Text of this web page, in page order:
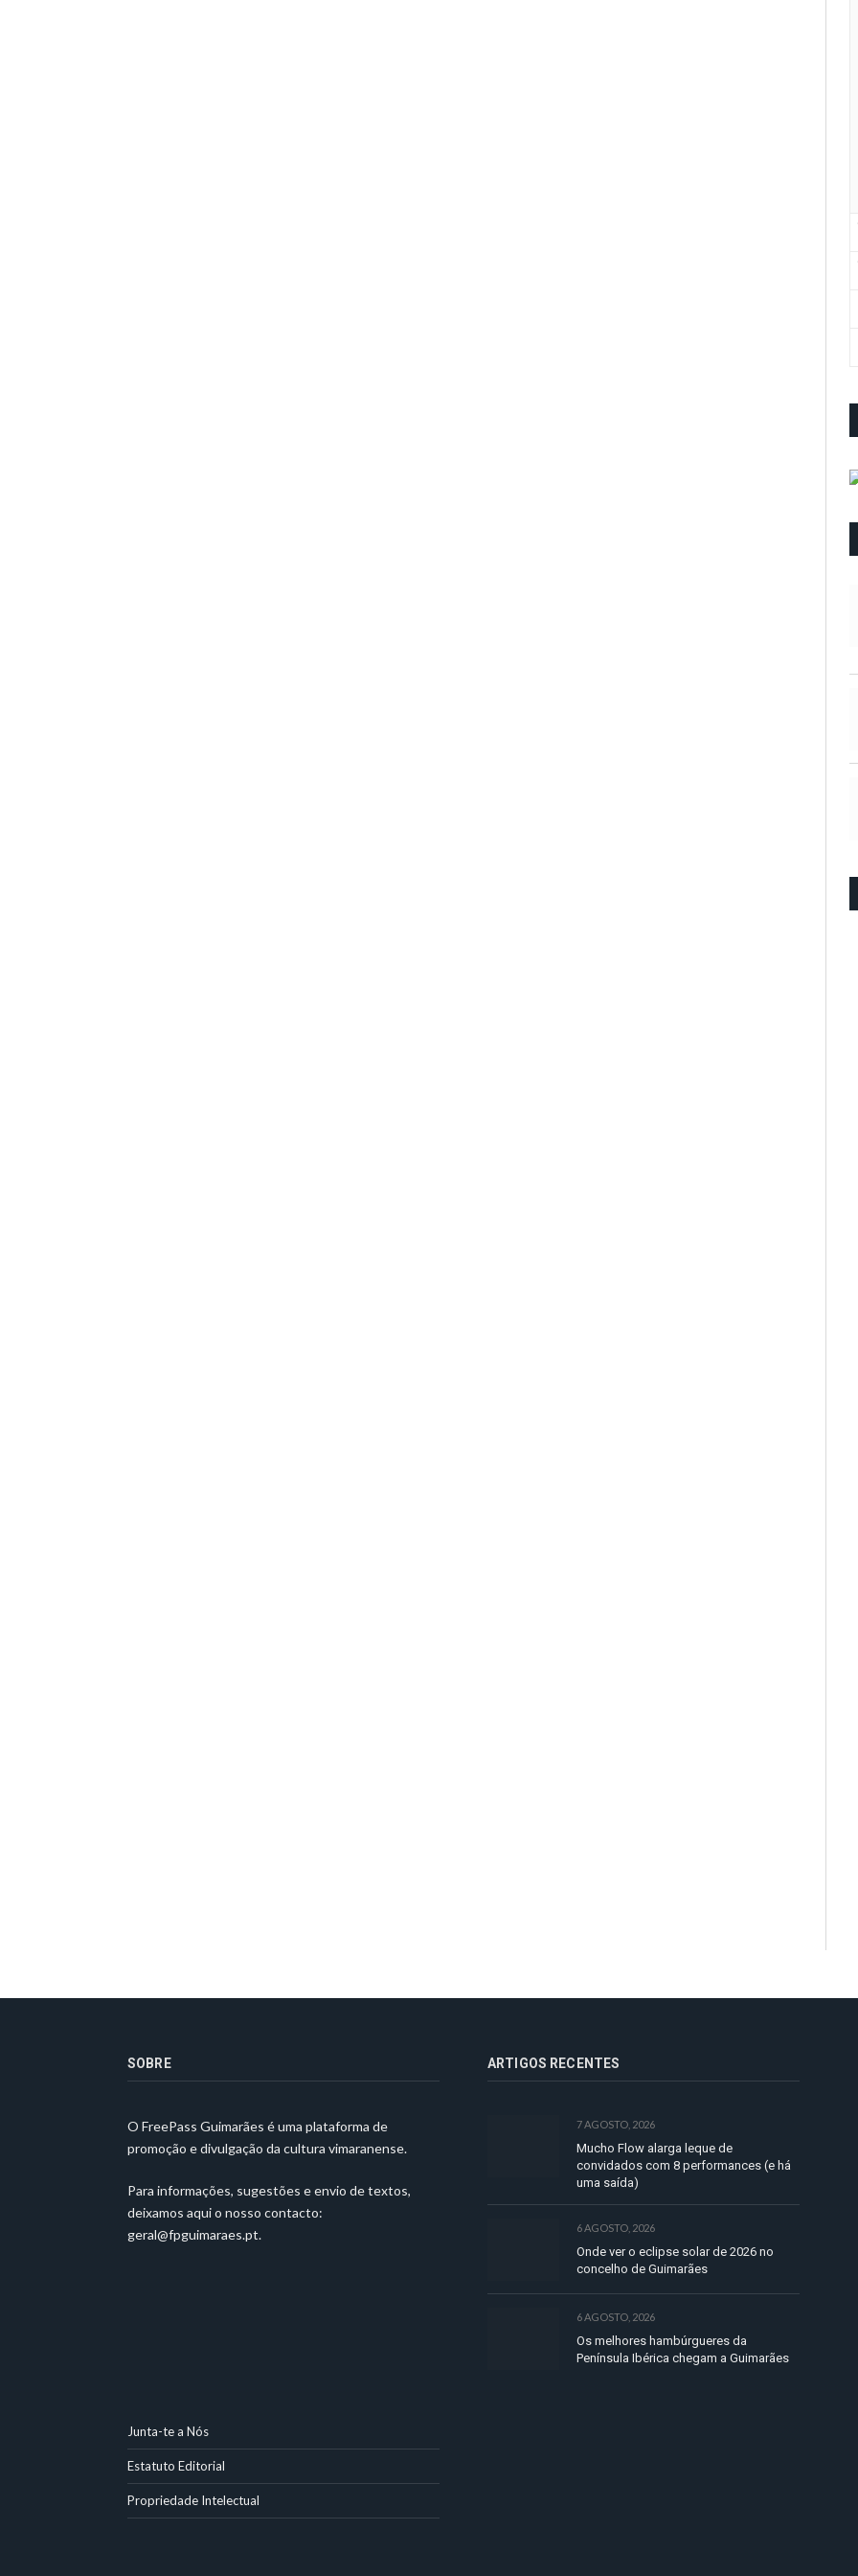
SOBRE
O FreePass Guimarães é uma plataforma de
promoção e divulgação da cultura vimaranense.
Para informações, sugestões e envio de textos,
deixamos aqui o nosso contacto:
geral@fpguimaraes.pt.
ARTIGOS RECENTES
7 AGOSTO, 2026
Mucho Flow alarga leque de
convidados com 8 performances (e há
uma saída)
6 AGOSTO, 2026
Onde ver o eclipse solar de 2026 no
concelho de Guimarães
6 AGOSTO, 2026
Os melhores hambúrgueres da
Península Ibérica chegam a Guimarães
Junta-te a Nós
Estatuto Editorial
Propriedade Intelectual